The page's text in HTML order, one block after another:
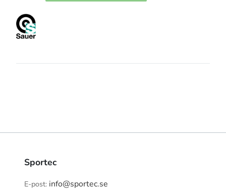
Sportec
E-post: info@sportec.se